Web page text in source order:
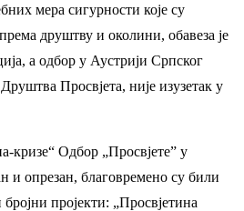
мера сигурности које су
друштву и околини, обавеза је
а одбор у Аустрији Српског
Просвјета, није изузетак у
кризе“ Одбор „Просвјете” у
и опрезан, благовремено су били
пројекти: „Просвјетина